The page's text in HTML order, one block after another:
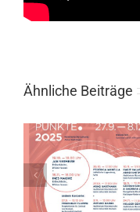
Ähnliche Beiträge
im